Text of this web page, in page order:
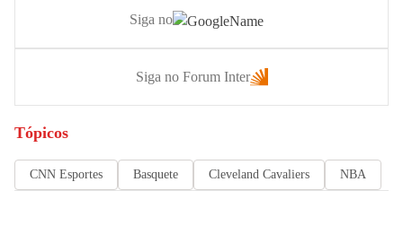
Siga no
Siga no Forum Inter
Tópicos
CNN Esportes Basquete Cleveland Cavaliers NBA